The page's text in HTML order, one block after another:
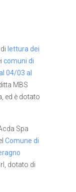
lettura dei
comuni di
04/03 al
MBS
ed è dotato
Spa
Comune di
dotato di